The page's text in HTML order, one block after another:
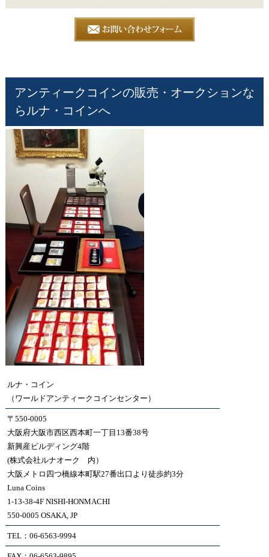
アンティークコインの販売・オークションな
らルナ・コインへ
ルナ・コイン
（ワールドアンティークコインセンター）
〒550-0005
大阪府大阪市西区西本町一丁目13番38号
新興産ビルディング4階
(株式会社ルナオーク 内）
大阪メトロ四つ橋線本町駅27番出口より徒歩約3分
Luna Coins
1-13-38-4F NISHI-HONMACHI
550-0005 OSAKA, JP
TEL：06-6563-9994